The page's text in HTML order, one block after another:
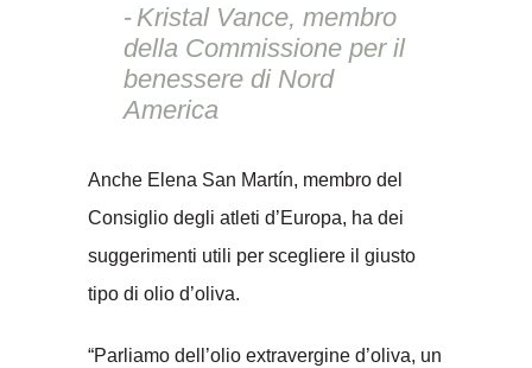
Kristal Vance, membro
della Commissione per il
benessere di Nord
America
Anche Elena San Martín, membro del
Consiglio degli atleti d’Europa, ha dei
suggerimenti utili per scegliere il giusto
tipo di olio d’oliva.
“Parliamo dell’olio extravergine d’oliva, un